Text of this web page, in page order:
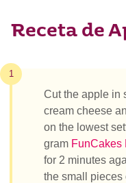
Receta de
1
Cut the apple in
cream cheese
on the lowest
gram FunCakes
for 2 minutes
the small pieces